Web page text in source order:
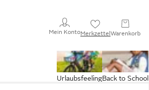
Mein KontoMerkzettelWarenkorb
Back to School
Urlaubsfeeling